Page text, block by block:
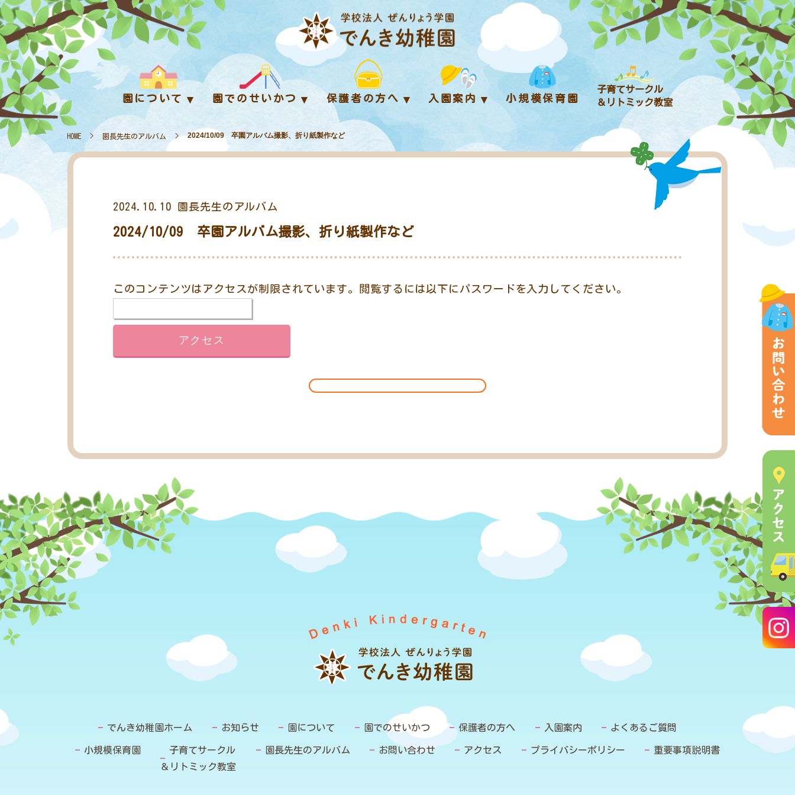
園について 園でのせいかつ 保護者の方へ 入園案内 小規模保育園
子育てサークル
＆リトミック教室
HOME > 園長先生のアルバム > 2024/10/09 卒園アルバム撮影、折り紙製作など
2024.10.10 園長先生のアルバム
2024/10/09 卒園アルバム撮影、折り紙製作など
このコンテンツはアクセスが制限されています。閲覧するには以下にパスワードを入力してください。
でんき幼稚園ホーム お知らせ 園について 園でのせいかつ 保護者の方へ 入園案内 よくあるご質問
小規模保育園
子育てサークル
＆リトミック教室
園長先生のアルバム お問い合わせ アクセス プライバシーポリシー 重要事項説明書